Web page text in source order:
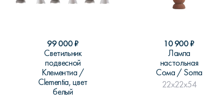
99 000₽
Светильник
подвесной
Клементиа /
Clementia, цвет
белый
10 900₽
Лампа
настольная
Сома / Soma
22x22x54